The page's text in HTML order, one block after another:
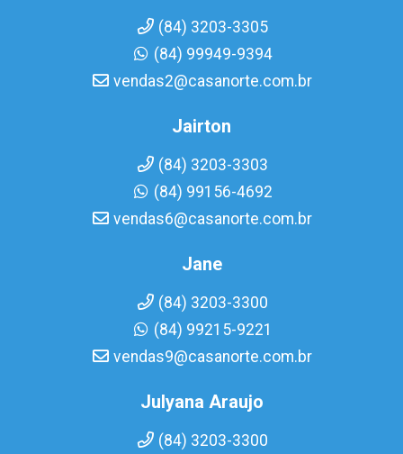
(84) 3203-3305
(84) 99949-9394
vendas2@casanorte.com.br
Jairton
(84) 3203-3303
(84) 99156-4692
vendas6@casanorte.com.br
Jane
(84) 3203-3300
(84) 99215-9221
vendas9@casanorte.com.br
Julyana Araujo
(84) 3203-3300